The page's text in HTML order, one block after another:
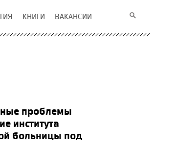
КНИГИ ВАКАНСИИ
проблемы
института
больницы под